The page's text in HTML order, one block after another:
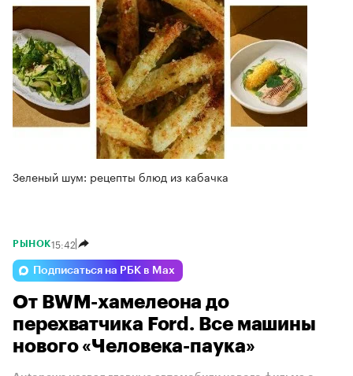
Зеленый шум: рецепты блюд из кабачка
РЫНОК15:42
Подписаться на РБК в Max
От BWM-хамелеона до
перехватчика Ford. Все машины
нового «Человека-паука»